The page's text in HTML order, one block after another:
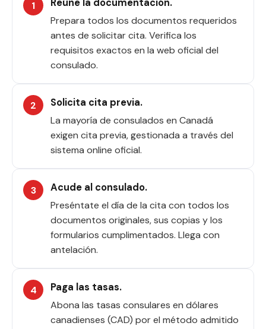
Reúne la documentación.
Prepara todos los documentos requeridos
antes de solicitar cita. Verifica los
requisitos exactos en la web oficial del
consulado.
Solicita cita previa.
La mayoría de consulados en Canadá
exigen cita previa, gestionada a través del
sistema online oficial.
Acude al consulado.
Preséntate el día de la cita con todos los
documentos originales, sus copias y los
formularios cumplimentados. Llega con
antelación.
Paga las tasas.
Abona las tasas consulares en dólares
canadienses (CAD) por el método admitido